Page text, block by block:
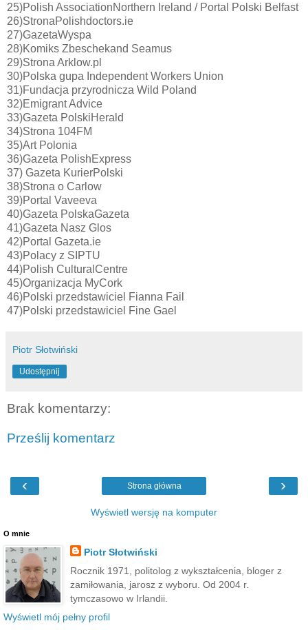
25)Polish AssociationNorthern Ireland / Portal Polski Belfast
26)StronaPolishdoctors.ie
27)GazetaWyspa
28)Komiks Zbeschekand Seamus
29)Strona Arklow.pl
30)Polska gupa Independent Workers Union
31)Fundacja przyrodnicza Wild Poland
32)Emigrant Advice
33)Gazeta PolskiHerald
34)Strona 104FM
35)Art Polonia
36)Gazeta PolishExpress
37) Gazeta KurierPolski
38)Strona o Carlow
39)Portal Vaveeva
40)Gazeta PolskaGazeta
41)Gazeta Nasz Glos
42)Portal Gazeta.ie
43)Polacy z SIPTU
44)Polish CulturalCentre
45)Organizacja MyCork
46)Polski przedstawiciel Fianna Fail
47)Polski przedstawiciel Fine Gael
Piotr Słotwiński
Udostępnij
Brak komentarzy:
Prześlij komentarz
‹ ›
Strona główna
Wyświetl wersję na komputer
O mnie
Piotr Słotwiński
Rocznik 1971, politolog z wykształcenia, bloger z
zamiłowania, jarosz z wyboru. Od 2004 r.
tymczasowo w Irlandii.
Wyświetl mój pełny profil